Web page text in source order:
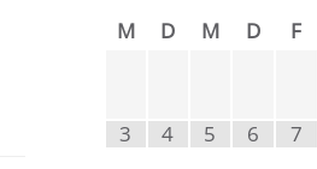
M D M D F
3 4 5 6 7